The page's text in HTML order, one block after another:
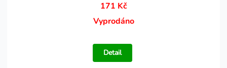
171 Kč
Vyprodáno
Detail